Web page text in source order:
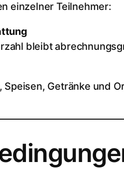
einzelner Teilnehmer:
bleibt
Getränke und